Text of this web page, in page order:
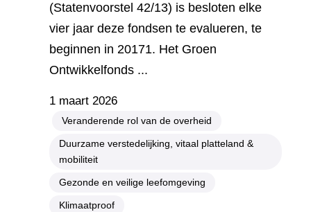
(Statenvoorstel 42/13) is besloten elke
vier jaar deze fondsen te evalueren, te
beginnen in 20171. Het Groen
Ontwikkelfonds ...
1 maart 2026
Veranderende rol van de overheid
Duurzame verstedelijking, vitaal platteland &
mobiliteit
Gezonde en veilige leefomgeving
Klimaatproof